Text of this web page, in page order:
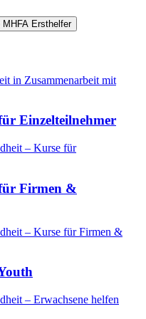
MHFA Ersthelfer
in Zusammenarbeit mit
Einzelteilnehmer
– Kurse für
Firmen &
– Kurse für Firmen &
– Erwachsene helfen